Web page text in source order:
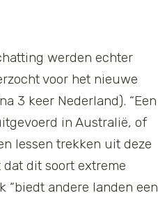
werden echter
voor het nieuwe
3 keer Nederland). “Een
in Australië, of
lessen trekken uit deze
dat dit soort extreme
“biedt andere landen een